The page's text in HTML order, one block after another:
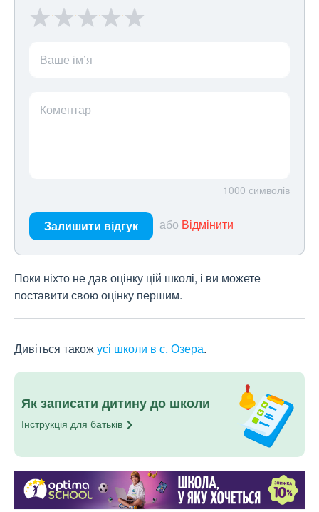
Ваше ім’я
Коментар
1000 символів
Залишити відгук або Відмінити
Поки ніхто не дав оцінку цій школі, і ви можете
поставити свою оцінку першим.
Дивіться такожусі школи в с. Озера.
Як записати дитину до школи
Інструкція для батьків